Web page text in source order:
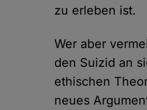
zu erleben ist.
Wer aber
den Suizid an
ethischen
neues